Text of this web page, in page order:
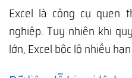
Excel là công cụ quen
nghiệp. Tuy nhiên khi
lớn, Excel bộc lộ nhiều